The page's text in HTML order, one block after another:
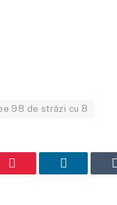
98 de străzi cu 8
Pinterest LinkedIn